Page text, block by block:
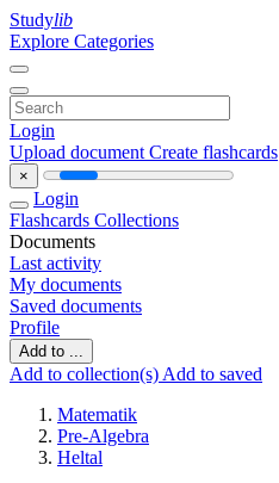
Studylib
Explore Categories
Login
Upload document Create flashcards
×
Login
Flashcards Collections
Documents
Last activity
My documents
Saved documents
Profile
Add to ...
Add to collection(s) Add to saved
Matematik
Pre-Algebra
Heltal